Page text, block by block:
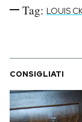
Tag: LOUIS
CONSIGLIATI